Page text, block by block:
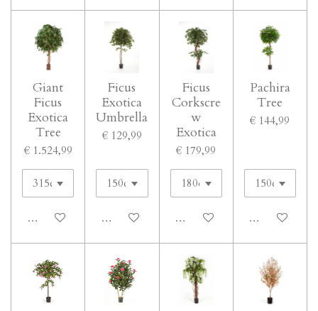
Giant
Ficus
Exotica
Tree
€ 1.524,99
In winkelwagen
Ficus
Exotica
Umbrella
€ 129,99
In winkelwagen
Ficus
Corkscre
w
Exotica
€ 179,99
In winkelwagen
Pachira
Tree
€ 144,99
In